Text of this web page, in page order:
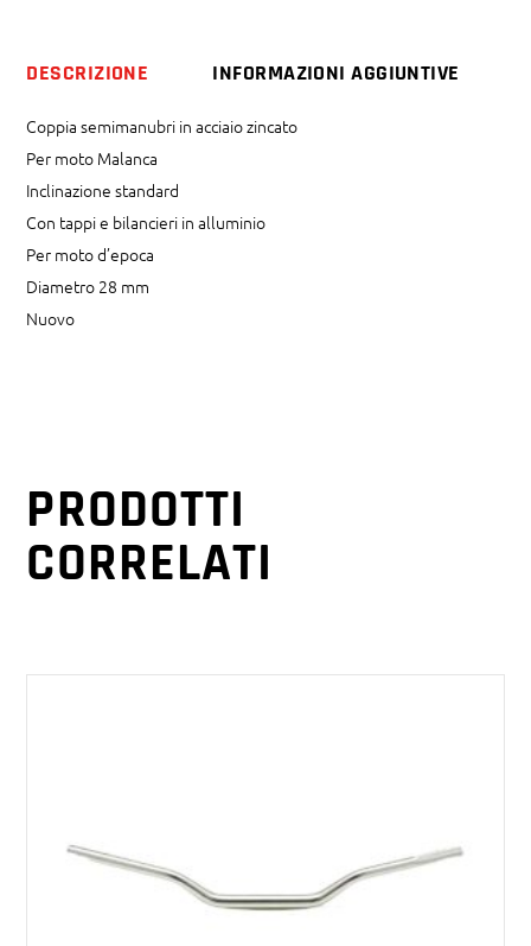
DESCRIZIONE INFORMAZIONI AGGIUNTIVE
Coppia semimanubri in acciaio zincato
Per moto Malanca
Inclinazione standard
Con tappi e bilancieri in alluminio
Per moto d’epoca
Diametro 28 mm
Nuovo
PRODOTTI
CORRELATI